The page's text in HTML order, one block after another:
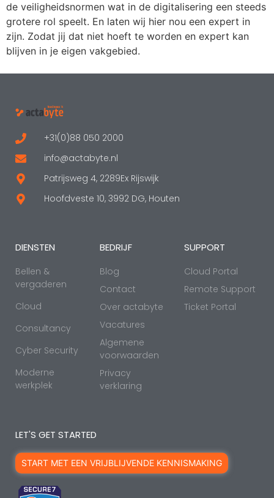
de veiligheidsnormen wat in de digitalisering een steeds
grotere rol speelt. En laten wij hier nou een expert in
zijn. Zodat jij dat niet hoeft te worden en expert kan
blijven in je eigen vakgebied.
+31(0)88 050 2000
info@actabyte.nl
Patrijsweg 4, 2289Ex Rijswijk
Hoofdveste 10, 3992 DG, Houten
DIENSTEN
Bellen &
vergaderen
Cloud
Consultancy
Cyber Security
Moderne
werkplek
BEDRIJF
Blog
Contact
Over actabyte
Vacatures
Algemene
voorwaarden
Privacy
verklaring
SUPPORT
Cloud Portal
Remote Support
Ticket Portal
LET'S GET STARTED
START MET EEN VRIJBLIJVENDE KENNISMAKING